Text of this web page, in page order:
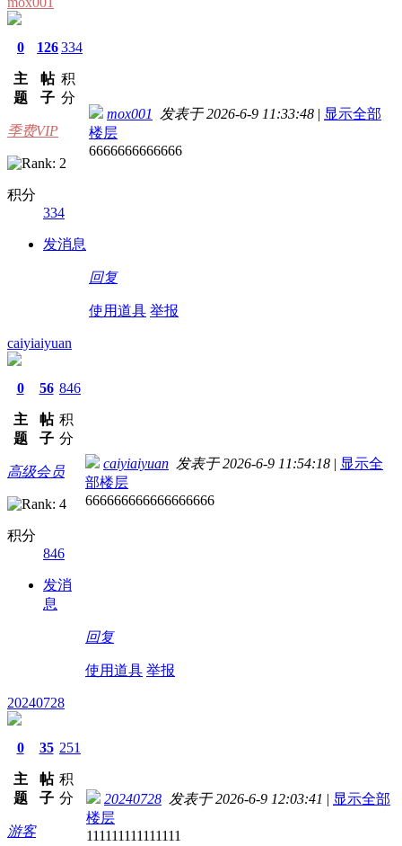
0
主
题
126
帖
子
334
积
分
季费VIP
积分
334
发消息
mox001 发表于 2026-6-9 11:33:48 | 显示全部
楼层
6666666666666
回复
使用道具 举报
caiyiaiyuan
0
主
题
56
帖
子
846
积
分
高级会员
积分
846
发消
息
caiyiaiyuan 发表于 2026-6-9 11:54:18 | 显示全
部楼层
666666666666666666
回复
使用道具 举报
20240728
0
主
题
35
帖
子
251
积
分
游客
20240728 发表于 2026-6-9 12:03:41 | 显示全部
楼层
111111111111111